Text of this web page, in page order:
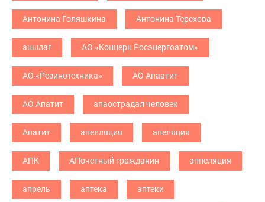
Антонина Голяшкина Антонина Терехова
аншлаг АО «Концерн Росэнергоатом»
АО «Резинотехника» АО Апаатит
АО Апатит апаострадал человек
Апатит апелляция апеляция
АПК АПочетный гражданин аппеляция
апрель аптека аптеки